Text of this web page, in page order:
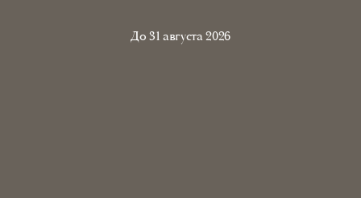
До 31 августа 2026